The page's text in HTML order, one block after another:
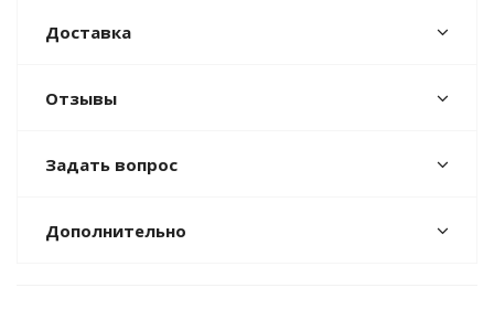
Доставка
Отзывы
Задать вопрос
Дополнительно